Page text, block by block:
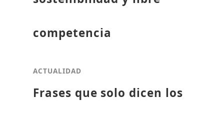
competencia
ACTUALIDAD
Frases que solo dicen los